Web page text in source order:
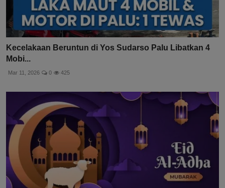
Kecelakaan Beruntun di Yos Sudarso Palu Libatkan 4
Mobi...
Mar 11, 2026 0 425